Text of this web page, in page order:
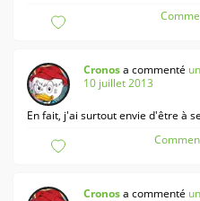
Cronosa commenté
10 juillet 2013
En fait, j'ai surtout envie d'être à
Cronosa commenté